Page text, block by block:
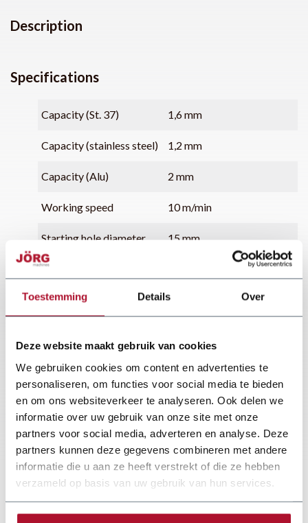
Toestemming Details Over
Deze website maakt gebruik van cookies
We gebruiken cookies om content en advertenties te
personaliseren, om functies voor social media te bieden
en om ons websiteverkeer te analyseren. Ook delen we
informatie over uw gebruik van onze site met onze
partners voor social media, adverteren en analyse. Deze
partners kunnen deze gegevens combineren met andere
informatie die u aan ze heeft verstrekt of die ze hebben
verzameld op basis van uw gebruik van hun services.
Description
Specifications
Capacity (St. 37) 1,6 mm
Capacity (stainless steel) 1,2 mm
Capacity (Alu) 2 mm
Working speed 10 m/min
Starting hole diameter 15 mm
Smallest radius
Engine power 12V